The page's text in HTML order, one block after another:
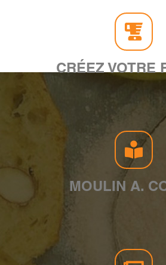
CRÉEZ VOTRE
MOULIN A.